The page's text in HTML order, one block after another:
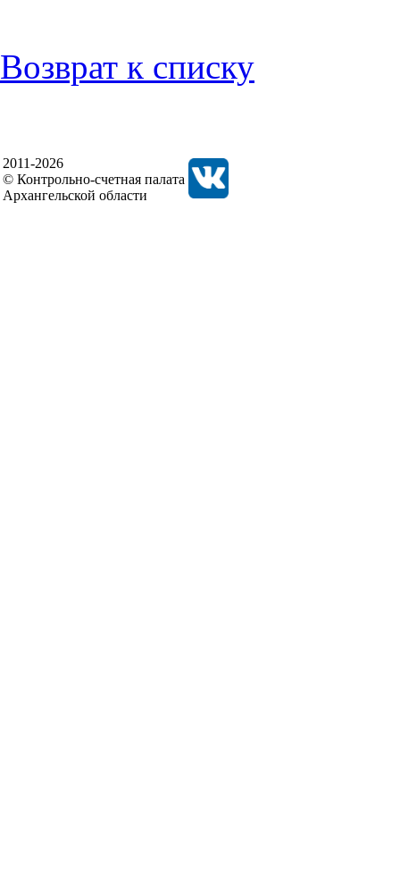
Возврат к списку
2011-2026
© Контрольно-счетная палата
Архангельской области